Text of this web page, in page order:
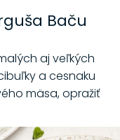
Baču
aj veľkých
a cesnaku
mäsa, opražiť